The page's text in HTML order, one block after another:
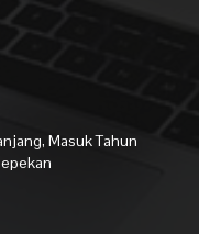
Masuk Tahun